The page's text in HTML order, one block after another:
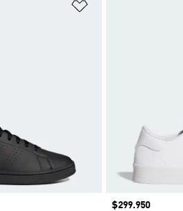
Precio
$299.950